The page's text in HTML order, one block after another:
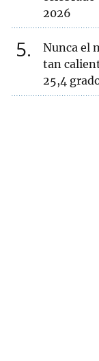
2026
5
Nunca el
tan
25,4